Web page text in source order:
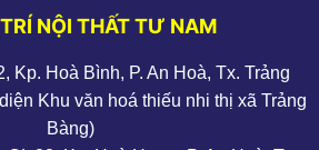
NỘI THẤT TƯ NAM
Kp. Hoà Bình, P. An Hoà, Tx. Trảng
Khu văn hoá thiếu nhi thị xã Trảng
Bàng)